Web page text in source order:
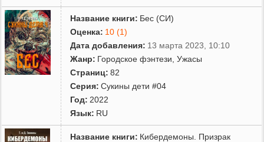
Название книги: Бес (СИ)
Оценка: 10 (1)
Дата добавления: 13 марта 2023, 10:10
Жанр: Городское фэнтези ,Ужасы
Страниц: 82
Серия: Сукины дети #04
Год: 2022
Язык: RU
Название книги: Кибердемоны. Призрак